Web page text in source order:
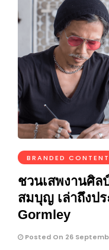
BRANDED CONTENT
ชวนเสพงานศิล
สมบุญ เล่าถึงป
Gormley
Posted On 26